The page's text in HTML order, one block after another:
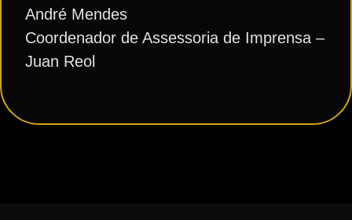
André Mendes
Coordenador de Assessoria de Imprensa –
Juan Reol